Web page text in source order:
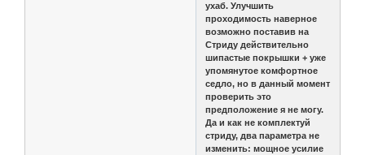
ухаб. Улучшить
проходимость наверное
возможно поставив на
Стриду действительно
шипастые покрышки + уже
упомянутое комфортное
седло, но в данный момент
проверить это
предположение я не могу.
Да и как не комплектуй
стриду, два параметра не
изменить: мощное усилие